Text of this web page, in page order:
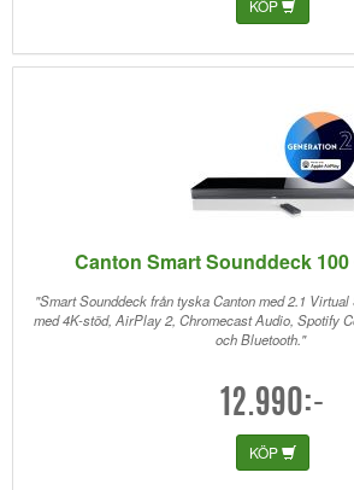
KÖP
Canton Smart Sounddeck
"Smart Sounddeck från tyska Canton med 2.1
med 4K-stöd, AirPlay 2, Chromecast Audio, Spotify
och Bluetooth."
12.990:-
KÖP